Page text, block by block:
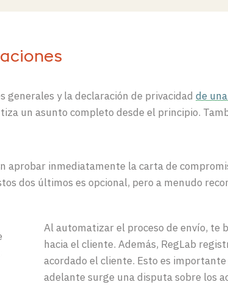
generales y la declaración de privacidad de
un asunto completo desde el principio.
aprobar inmediatamente la carta de
dos últimos es opcional, pero a menudo
Al automatizar el proceso de envío, te
hacia el cliente. Además, RegLab
acordado el cliente. Esto es
adelante surge una disputa sobre los